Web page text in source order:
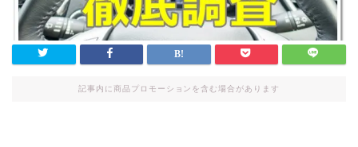
記事内に商品プロモーションを含む場合があります